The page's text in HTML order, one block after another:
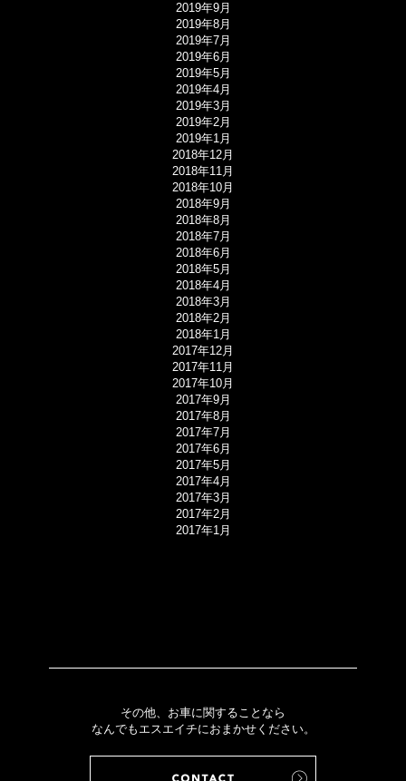
2019年9月
2019年8月
2019年7月
2019年6月
2019年5月
2019年4月
2019年3月
2019年2月
2019年1月
2018年12月
2018年11月
2018年10月
2018年9月
2018年8月
2018年7月
2018年6月
2018年5月
2018年4月
2018年3月
2018年2月
2018年1月
2017年12月
2017年11月
2017年10月
2017年9月
2017年8月
2017年7月
2017年6月
2017年5月
2017年4月
2017年3月
2017年2月
2017年1月
その他、お車に関することなら
なんでもエスエイチにおまかせください。